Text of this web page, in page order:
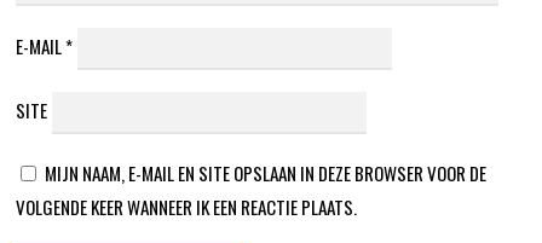
E-MAIL*
SITE
MIJN NAAM, E-MAIL EN SITE OPSLAAN IN DEZE BROWSER VOOR DE
VOLGENDE KEER WANNEER IK EEN REACTIE PLAATS.